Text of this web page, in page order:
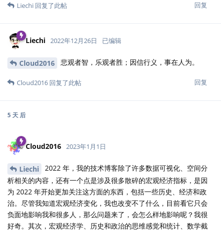
回复
Liechi 回复了此帖
Liechi 2022年12月26日 已编辑
Cloud2016 悲观者智，乐观者胜；因信行义，事在人为。
回复
Cloud2016 回复了此帖
5 天 后
Cloud2016 2023年1月1日
Liechi
2022 年，我的技术博客除了许多数据可视化、空间分
析相关的内容，还有一个点是涉及很多散碎的宏观经济指标，是因
为 2022 年开始更加关注这方面的东西，包括一些历史、经济和政
治。尽管我知道宏观经济变化，我也改变不了什么，目前看它只会
负面地影响我和很多人，那么问题来了，会怎么样地影响呢？我很
好奇。其次，宏观经济学、历史和政治的思维感觉和统计、数学截